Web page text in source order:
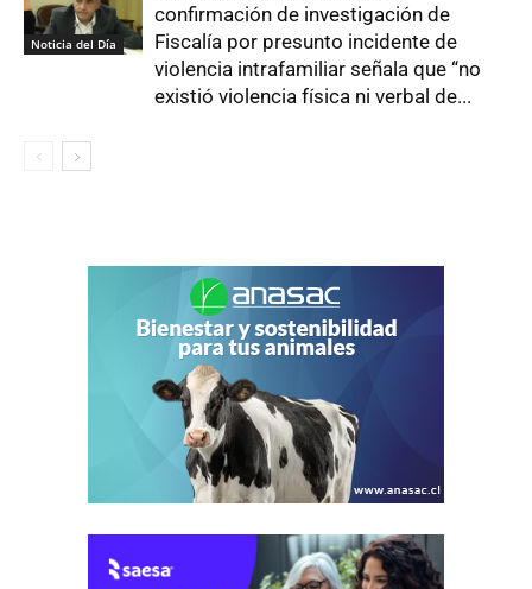
Noticia del Día
confirmación de investigación de
Fiscalía por presunto incidente de
violencia intrafamiliar señala que “no
existió violencia física ni verbal de...